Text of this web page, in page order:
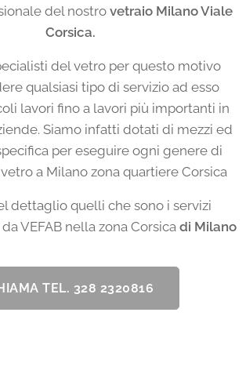
del nostro vetraio Milano Viale
Corsica.
del vetro per questo motivo
qualsiasi tipo di servizio ad esso
lavori fino a lavori più importanti in
Siamo infatti dotati di mezzi ed
per eseguire ogni genere di
a Milano zona quartiere Corsica
dettaglio quelli che sono i servizi
VEFAB nella zona Corsica di Milano
TEL. 328 2320816